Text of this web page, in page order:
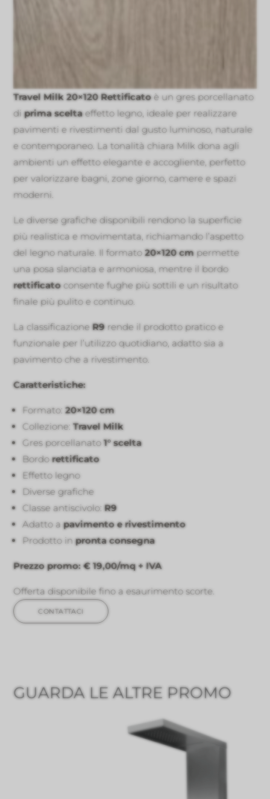
Travel Milk 20×120 Rettificatoè un gres porcellanato
diprima sceltaeffetto legno, ideale per realizzare
pavimenti e rivestimenti dal gusto luminoso, naturale
e contemporaneo. La tonalità chiara Milk dona agli
ambienti un effetto elegante e accogliente, perfetto
per valorizzare bagni, zone giorno, camere e spazi
moderni.
Le diverse grafiche disponibili rendono la superficie
più realistica e movimentata, richiamando l’aspetto
del legno naturale. Il formato20×120 cmpermette
una posa slanciata e armoniosa, mentre il bordo
rettificatoconsente fughe più sottili e un risultato
finale più pulito e continuo.
La classificazioneR9rende il prodotto pratico e
funzionale per l’utilizzo quotidiano, adatto sia a
pavimento che a rivestimento.
Caratteristiche:
Formato:20×120 cm
Collezione:Travel Milk
Gres porcellanato1° scelta
Bordorettificato
Effetto legno
Diverse grafiche
Classe antiscivolo:R9
Adatto apavimento e rivestimento
Prodotto inpronta consegna
Prezzo promo: € 19,00/mq + IVA
Offerta disponibile fino a esaurimento scorte.
CONTATTACI
GUARDA LE ALTRE PROMO